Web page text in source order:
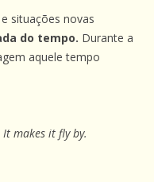
situações novas
do tempo. Durante a
aquele tempo
makes it fly by.